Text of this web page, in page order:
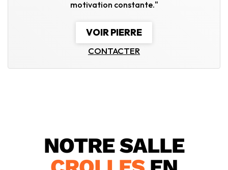
motivation constante."
VOIR PIERRE
CONTACTER
NOTRE SALLE